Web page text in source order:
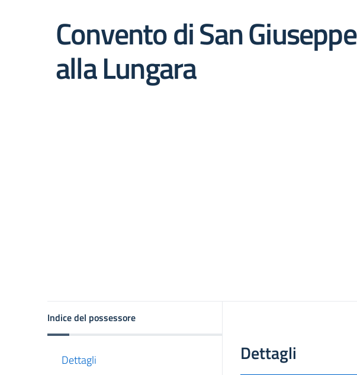
Convento di San Giuseppe
alla Lungara
Indice del possessore
Dettagli
Dettagli